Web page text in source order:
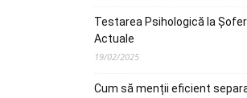
Testarea Psihologică la
Actuale
19/02/2025
Cum să menții eficient